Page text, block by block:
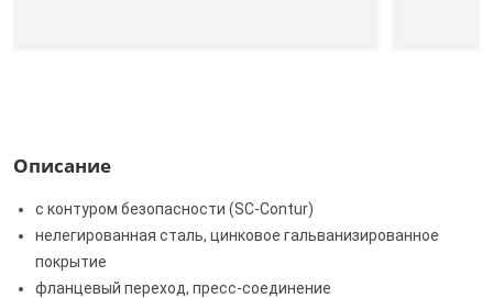
Описание
с контуром безопасности (SC‑Contur)
нелегированная сталь, цинковое гальванизированное
покрытие
фланцевый переход, пресс-соединение